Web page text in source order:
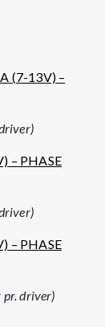
(7-13V) –
– PHASE
– PHASE
driver)